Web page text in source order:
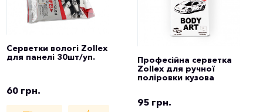
Серветки вологі Zollex
для панелі 30шт/уп.
60 грн.
Професійна серветка
Zollex для ручної
поліровки кузова
95 грн.